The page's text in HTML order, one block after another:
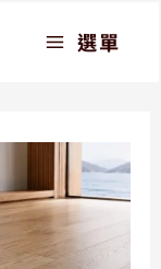
選單